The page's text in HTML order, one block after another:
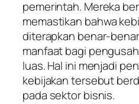
pemerintah. Mereka
memastikan bahwa
diterapkan benar-
manfaat bagi
luas. Hal ini menjadi
kebijakan tersebut
pada sektor bisnis.